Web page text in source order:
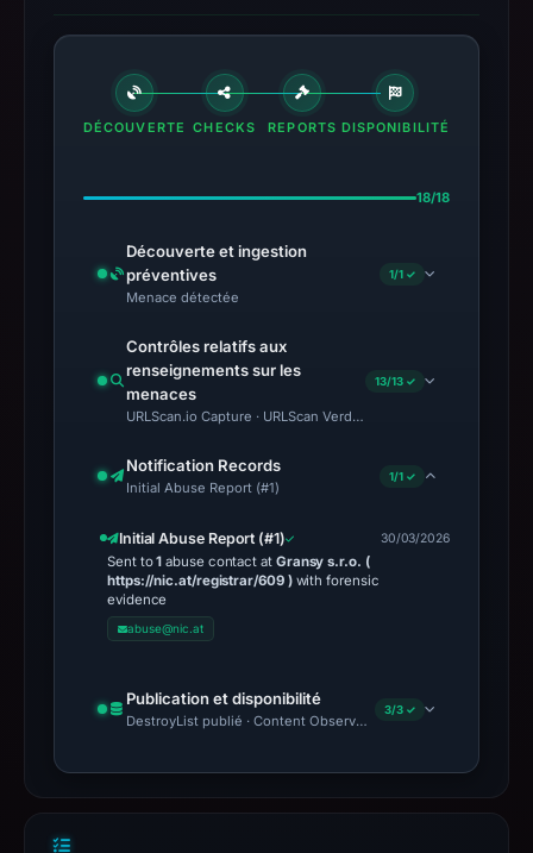
DÉCOUVERTE CHECKS REPORTS DISPONIBILITÉ
18/18
Découverte et ingestion
préventives
Menace détectée
1/1 ✓
Contrôles relatifs aux
renseignements sur les
menaces
URLScan.io Capture · URLScan Verdict · Cloudflare Radar
13/13 ✓
Notification Records
Initial Abuse Report (#1)
1/1 ✓
Initial Abuse Report (#1)
Sent to1 abuse contact at Gransy s.r.o. (
https://nic.at/registrar/609 )with forensic
evidence
abuse@nic.at
30/03/2026
Publication et disponibilité
DestroyList publié · Content Observed Unavailable · Délai
3/3 ✓